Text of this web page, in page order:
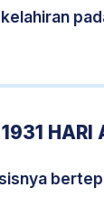
HARI